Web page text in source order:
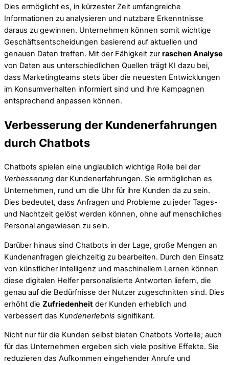
Dies ermöglicht es, in kürzester Zeit umfangreiche
Informationen zu analysieren und nutzbare Erkenntnisse
daraus zu gewinnen. Unternehmen können somit wichtige
Geschäftsentscheidungen basierend auf aktuellen und
genauen Daten treffen. Mit der Fähigkeit zur raschen Analyse
von Daten aus unterschiedlichen Quellen trägt KI dazu bei,
dass Marketingteams stets über die neuesten Entwicklungen
im Konsumverhalten informiert sind und ihre Kampagnen
entsprechend anpassen können.
Verbesserung der Kundenerfahrungen
durch Chatbots
Chatbots spielen eine unglaublich wichtige Rolle bei der
Verbesserung der Kundenerfahrungen. Sie ermöglichen es
Unternehmen, rund um die Uhr für ihre Kunden da zu sein.
Dies bedeutet, dass Anfragen und Probleme zu jeder Tages-
und Nachtzeit gelöst werden können, ohne auf menschliches
Personal angewiesen zu sein.
Darüber hinaus sind Chatbots in der Lage, große Mengen an
Kundenanfragen gleichzeitig zu bearbeiten. Durch den Einsatz
von künstlicher Intelligenz und maschinellem Lernen können
diese digitalen Helfer personalisierte Antworten liefern, die
genau auf die Bedürfnisse der Nutzer zugeschnitten sind. Dies
erhöht die Zufriedenheit der Kunden erheblich und
verbessert das Kundenerlebnis signifikant.
Nicht nur für die Kunden selbst bieten Chatbots Vorteile; auch
für das Unternehmen ergeben sich viele positive Effekte. Sie
reduzieren das Aufkommen eingehender Anrufe und